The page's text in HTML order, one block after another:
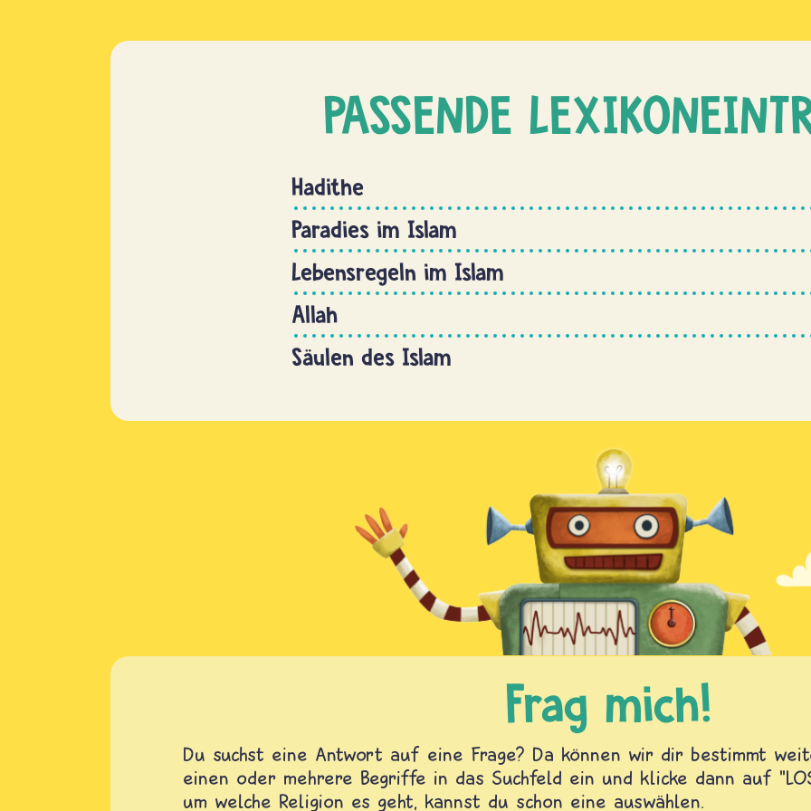
PASSENDE
Hadithe
Paradies im Islam
Lebensregeln im Islam
Allah
Säulen des Islam
Frag mich!
Du suchst eine Antwort auf eine Frage? Da können wir dir bestimmt
einen oder mehrere Begriffe in das Suchfeld ein und klicke dann auf
um welche Religion es geht, kannst du schon eine auswählen.